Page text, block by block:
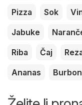
Pizza
Sok
Jabuke
Riba
Čaj
Ananas
Burbon